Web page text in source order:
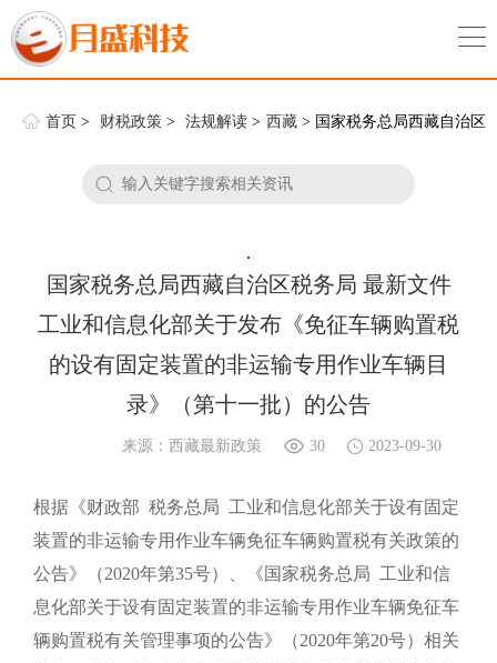
首页 > 财税政策 > 法规解读 > 西藏 > 国家税务总局西藏自治区
.
国家税务总局西藏自治区税务局 最新文件
工业和信息化部关于发布《免征车辆购置税
的设有固定装置的非运输专用作业车辆目
录》（第十一批）的公告
2023-09-30
30
来源：西藏最新政策
根据《财政部 税务总局 工业和信息化部关于设有固定
装置的非运输专用作业车辆免征车辆购置税有关政策的
公告》（2020年第35号）、《国家税务总局 工业和信
息化部关于设有固定装置的非运输专用作业车辆免征车
辆购置税有关管理事项的公告》（2020年第20号）相关